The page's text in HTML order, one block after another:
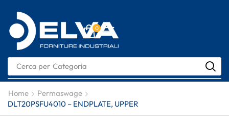
0
Cerca per Nome
Home
Permaswage
DLT20PSFU4010 – ENDPLATE, UPPER